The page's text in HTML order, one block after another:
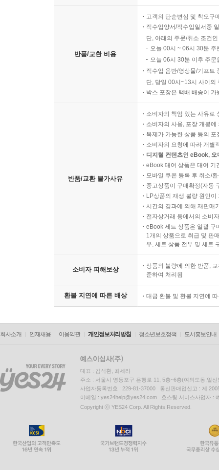
반품/교환 비용
고객의 단순변심 및 착오구
직수입양서/직수입일서중
단, 아래의 주문/취소 조건
오늘 00시 ~ 06시 30분
오늘 06시 30분 이후 주
직수입 음반/영상물/기프트
단, 당일 00시~13시 사이의
박스 포장은 택배 배송이
반품/교환 불가사유
소비자의 책임 있는 사유로
소비자의 사용, 포장 개봉
복제가 가능한 상품 등의
소비자의 요청에 따라 개별
디지털 컨텐츠인 eBook,
eBook 대여 상품은 대여 기
모바일 쿠폰 등록 후 취소/
중고상품이 구매확정(자동
LP상품의 재생 불량 원인
시간의 경과에 의해 재판매
전자상거래 등에서의 소비
eBook 세트 상품은 일괄 구
1개의 상품으로 취급 및 판
우, 세트 상품 전부 및 세트
소비자 피해보상
상품의 불량에 의한 반품,
준하여 처리됨
환불 지연에 따른 배상 대금 환불 및 환불 지연에
회사소개 인재채용 이용약관 개인정보처리방침 청소년보호정책 도서홍보안내
대표 : 김석환, 최세라
주소 : 서울시 영등포구 은행로 11, 5층~6층(여의도동,일신
사업자등록번호 : 229-81-37000 통신판매업신고 : 제
이메일 : yes24help@yes24.com 호스팅 서비스사업자 :
Copyright ⓒ YES24 Corp. All Rights Reserved.